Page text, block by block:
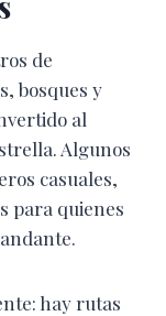
de
bosques y
al
Algunos
casuales,
para quienes
hay rutas